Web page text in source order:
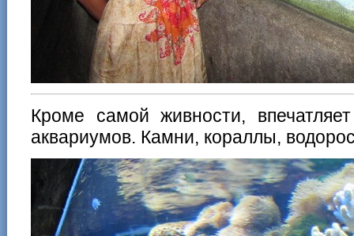
Кроме самой живности,
аквариумов. Камни, кораллы,